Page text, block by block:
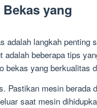
yang
adalah langkah penting
beberapa tips
bekas yang berkualitas
Pastikan mesin berada
saat mesin